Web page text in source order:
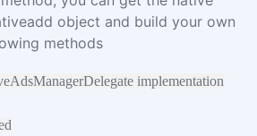
object and build your own
methods
implementation